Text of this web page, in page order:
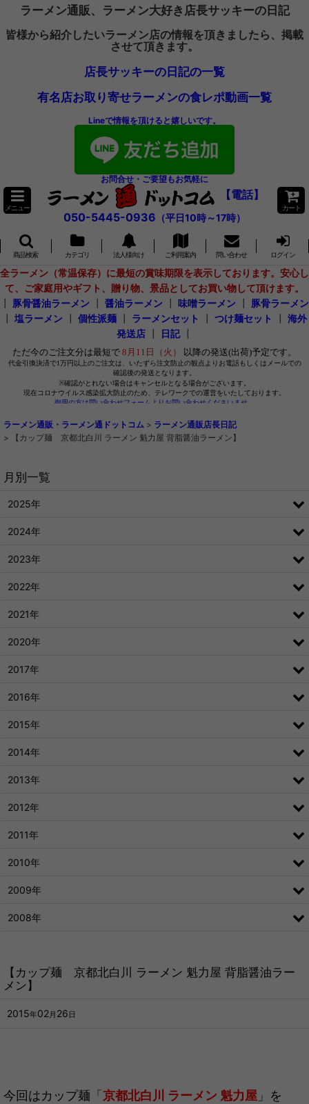
ラーメン通販、ラーメン大好き店長サッキーの日記
皆様から紹介したいラーメン店の情報を頂きましたら、掲載
させて頂きます。
店長サッキーの日記の一覧
有名店お取り寄せラーメンの食レポ動画一覧
Lineで情報を頂けると嬉しいです。
お問合せ・ご要望もお気軽に
メニュー
【電話】
050-5445-0936 （平日10時～17時）
カート
商品検索 カテゴリ 法人様向け ご利用案内 問い合わせ ログイン
全ラーメン（常温保存）に最短の賞味期限を表示しております。安心し
て、ご家庭用やギフト、贈り物、景品としてお買い物して頂けます。
豚骨醤油ラーメン 醤油ラーメン 味噌ラーメン
豚骨ラーメン
塩ラーメン 個性派麺 ラーメンセット つけ麺セット
海外
発送店
日記┃
ラーメン通販・ラーメン通ドットコム > ラーメン通販店長日記
>
【カップ麺 京都北白川 ラーメン 魁力屋 背脂醤油ラーメン】
【カップ麺 京都北白川 ラーメン 魁力屋 背脂醤油ラー
メン】
2015年02月 26 日
今回はカップ麺「 京都北白川 ラーメン 魁力屋 」を
月別一覧
2025年
2024年
2023年
2022年
2021年
2020年
2017年
2016年
2015年
2014年
2013年
2012年
2011年
2010年
2009年
2008年